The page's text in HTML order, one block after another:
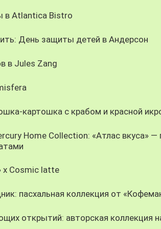
в Atlantica Bistro
День защиты детей в Андерсон
в Jules Zang
картошка с крабом и красной
Home Collection: «Атлас вкуса» —
х Cosmic latte
пасхальная коллекция от
открытий: авторская коллекция